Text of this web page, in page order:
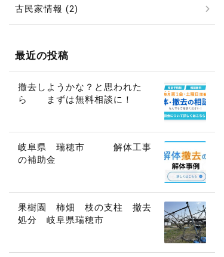
古民家情報 (2)
最近の投稿
撤去しようかな？と思われた
ら まずは無料相談に！
岐阜県 瑞穂市 解体工事
の補助金
果樹園 柿畑 枝の支柱 撤去
処分 岐阜県瑞穂市